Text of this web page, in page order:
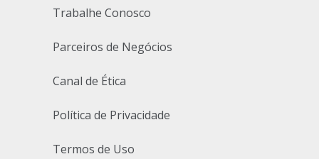
Trabalhe Conosco
Parceiros de Negócios
Canal de Ética
Política de Privacidade
Termos de Uso